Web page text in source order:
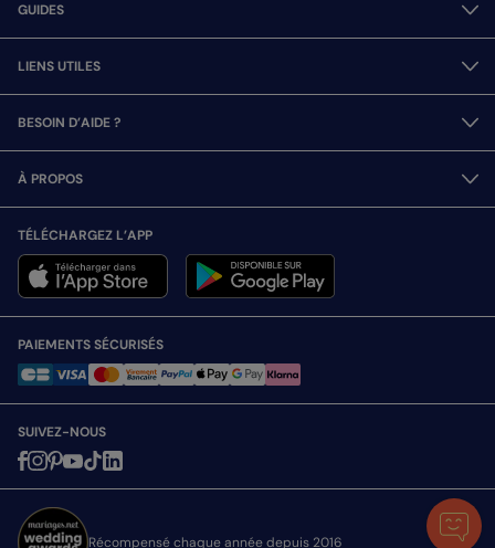
GUIDES
LIENS UTILES
BESOIN D’AIDE ?
À PROPOS
TÉLÉCHARGEZ L’APP
PAIEMENTS SÉCURISÉS
SUIVEZ-NOUS
Récompensé chaque année depuis 2016